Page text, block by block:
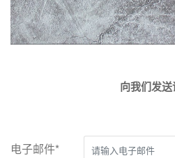
向我们发
电子邮件*